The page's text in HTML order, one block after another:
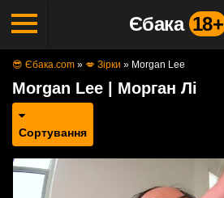
Єбака 18+
😎 Єбака.com » 💋 Зірки » Morgan Lee
Morgan Lee | Морган Лі
Сортування